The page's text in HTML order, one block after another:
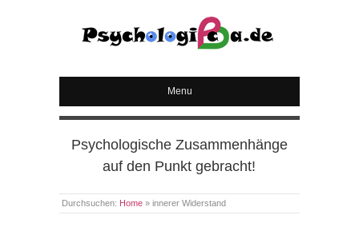
PSYCHOLOGICA
Menu
Psychologische Zusammenhänge
auf den Punkt gebracht!
Durchsuchen: Home » innerer Widerstand